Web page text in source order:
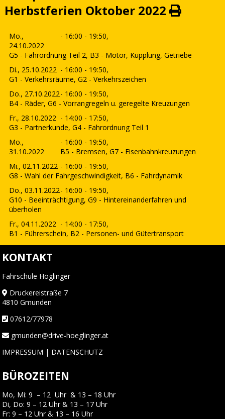
Herbstferien Oktober 2022
Mo.,
24.10.2022
- 16:00 - 19:50,
G5 - Fahrordnung Teil 2, B3 - Motor, Kupplung, Getriebe
Di., 25.10.2022 - 16:00 - 19:50,
G1 - Verkehrsräume, G2 - Verkehrszeichen
Do., 27.10.2022- 16:00 - 19:50,
B4 - Räder, G6 - Vorrangregeln u. geregelte Kreuzungen
Fr., 28.10.2022 - 14:00 - 17:50,
G3 - Partnerkunde, G4 - Fahrordnung Teil 1
Mo.,
31.10.2022
- 16:00 - 19:50,
B5 - Bremsen, G7 - Eisenbahnkreuzungen
Mi., 02.11.2022 - 16:00 - 19:50,
G8 - Wahl der Fahrgeschwindigkeit, B6 - Fahrdynamik
Do., 03.11.2022- 16:00 - 19:50,
G10 - Beeinträchtigung, G9 - Hintereinanderfahren und
überholen
Fr., 04.11.2022 - 14:00 - 17:50,
B1 - Führerschein, B2 - Personen- und Gütertransport
KONTAKT
Fahrschule Höglinger
Druckereistraße 7
4810 Gmunden
07612/77978
gmunden@drive-hoeglinger.at
IMPRESSUM | DATENSCHUTZ
BÜROZEITEN
Mo, Mi: 9 – 12 Uhr & 13 – 18 Uhr
Di, Do: 9 – 12 Uhr & 13 – 17 Uhr
Fr: 9 – 12 Uhr & 13 – 16 Uhr